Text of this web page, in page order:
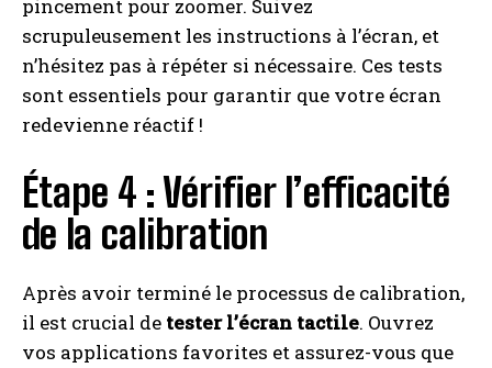
pincement pour zoomer. Suivez
scrupuleusement les instructions à l’écran, et
n’hésitez pas à répéter si nécessaire. Ces tests
sont essentiels pour garantir que votre écran
redevienne réactif !
Étape 4 : Vérifier l’efficacité
de la calibration
Après avoir terminé le processus de calibration,
il est crucial de tester l’écran tactile. Ouvrez
vos applications favorites et assurez-vous que